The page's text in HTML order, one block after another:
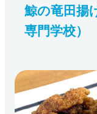
鯨の竜田揚
専門学校）